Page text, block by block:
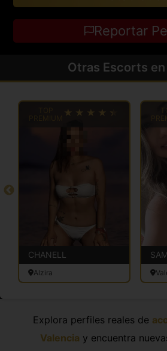
Reportar
Otras Escorts
CHANELL
Alzira
Explora perfiles reales de
Valencia y encuentra